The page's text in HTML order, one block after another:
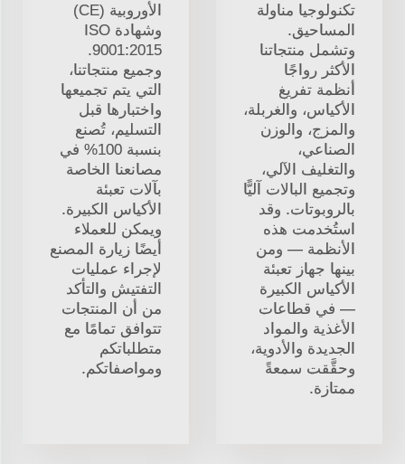
تكنولوجيا مناولة
المساحيق.
وتشمل منتجاتنا
الأكثر رواجًا
أنظمة تفريغ
الأكياس، والغربلة،
والمزج، والوزن
الصناعي،
والتغليف الآلي،
وتجميع البالات آليًّا
بالروبوتات. وقد
استُخدمت هذه
الأنظمة — ومن
بينها جهاز تعبئة
الأكياس الكبيرة
— في قطاعات
الأغذية والمواد
الجديدة والأدوية،
وحقَّقت سمعةً
ممتازة.
الأوروبية (CE)
وشهادة ISO
9001:2015.
وجميع منتجاتنا،
التي يتم تجميعها
واختبارها قبل
التسليم، تُصنع
بنسبة 100% في
مصانعنا الخاصة
بآلات تعبئة
الأكياس الكبيرة.
ويمكن للعملاء
أيضًا زيارة المصنع
لإجراء عمليات
التفتيش والتأكد
من أن المنتجات
تتوافق تمامًا مع
متطلباتكم
ومواصفاتكم.